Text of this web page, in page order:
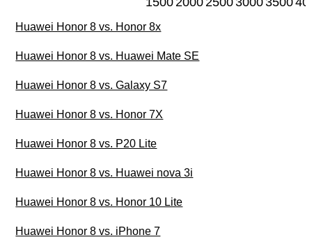
Huawei Honor 8 vs. Honor 8x
Huawei Honor 8 vs. Huawei Mate SE
Huawei Honor 8 vs. Galaxy S7
Huawei Honor 8 vs. Honor 7X
Huawei Honor 8 vs. P20 Lite
Huawei Honor 8 vs. Huawei nova 3i
Huawei Honor 8 vs. Honor 10 Lite
Huawei Honor 8 vs. iPhone 7